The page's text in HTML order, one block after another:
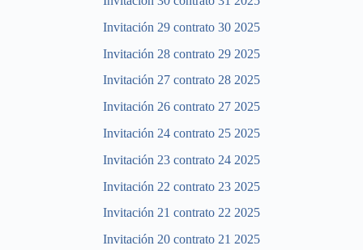
Invitación 29 contrato 30 2025
Invitación 28 contrato 29 2025
Invitación 27 contrato 28 2025
Invitación 26 contrato 27 2025
Invitación 24 contrato 25 2025
Invitación 23 contrato 24 2025
Invitación 22 contrato 23 2025
Invitación 21 contrato 22 2025
Invitación 20 contrato 21 2025